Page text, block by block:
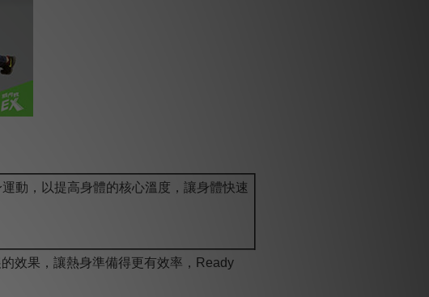
動，以提高身體的核心溫度，讓身體快速
效果，讓熱身準備得更有效率，Ready